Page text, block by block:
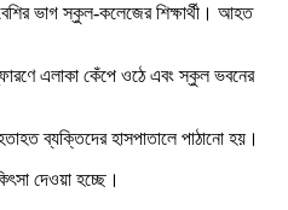
ভাগ স্কুল-কলেজের শিক্ষার্থী। আহত
এলাকা কেঁপে ওঠে এবং স্কুল ভবনের
ব্যক্তিদের হাসপাতালে পাঠানো হয়।
দেওয়া হচ্ছে।